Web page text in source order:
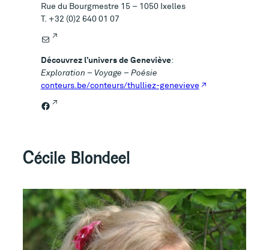
Rue du Bourgmestre 15 – 1050 Ixelles
T. +32 (0)2 640 01 07
E-mail
Découvrez l’univers de Geneviève:
Exploration – Voyage – Poésie
conteurs.be/conteurs/thulliez-genevieve
Facebook
Cécile Blondeel